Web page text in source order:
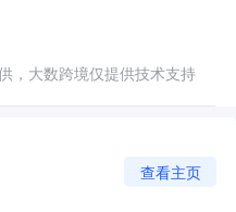
，大数跨境仅提供技术支持
查看主页